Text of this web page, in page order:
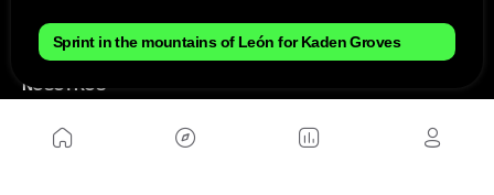
NOSOTROS
Mapa del sitio
Aviso Legal
Sprint in the mountains of León for Kaden Groves